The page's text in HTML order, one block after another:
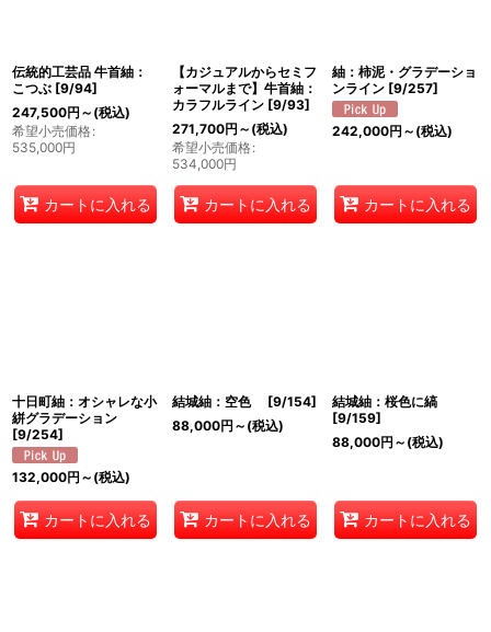
伝統的工芸品 牛首紬：
こつぶ [9/94]
247,500円 ～ (税込)
希望小売価格:
535,000円
カートに入れる
【カジュアルからセミフ
ォーマルまで】牛首紬：
カラフルライン [9/93]
271,700円 ～ (税込)
希望小売価格:
534,000円
カートに入れる
紬：柿泥・グラデーショ
ンライン [9/257]
242,000円 ～ (税込)
カートに入れる
十日町紬：オシャレな小
絣グラデーション
[9/254]
132,000円 ～ (税込)
カートに入れる
結城紬：空色 [9/154]
88,000円 ～ (税込)
カートに入れる
結城紬：桜色に縞
[9/159]
88,000円 ～ (税込)
カートに入れる